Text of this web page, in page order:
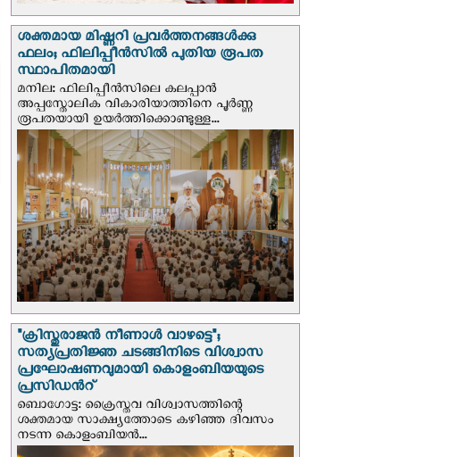
ശക്തമായ മിഷ്ണറി പ്രവർത്തനങ്ങൾക്കു
ഫലം; ഫിലിപ്പീൻസിൽ പുതിയ രൂപത
സ്ഥാപിതമായി
മനില: ഫിലിപ്പീൻസിലെ കലപ്പാൻ
അപ്പസ്തോലിക വികാരിയാത്തിനെ പൂർണ്ണ
രൂപതയായി ഉയർത്തിക്കൊണ്ടുള്ള...
"ക്രിസ്തുരാജന്‍ നീണാള്‍ വാഴട്ടെ";
സത്യപ്രതിജ്ഞ ചടങ്ങിനിടെ വിശ്വാസ
പ്രഘോഷണവുമായി കൊളംബിയയുടെ
പ്രസിഡന്‍റ്
ബൊഗോട്ട: ക്രൈസ്തവ വിശ്വാസത്തിന്റെ
ശക്തമായ സാക്ഷ്യത്തോടെ കഴിഞ്ഞ ദിവസം
നടന്ന കൊളംബിയന്‍...